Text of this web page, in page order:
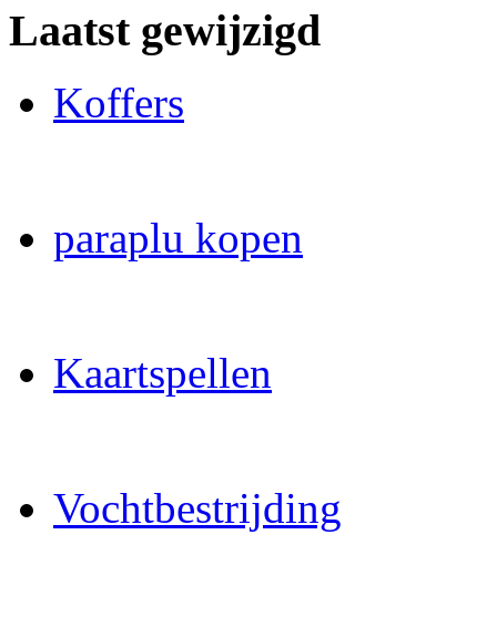
Laatst gewijzigd
Koffers
paraplu kopen
Kaartspellen
Vochtbestrijding